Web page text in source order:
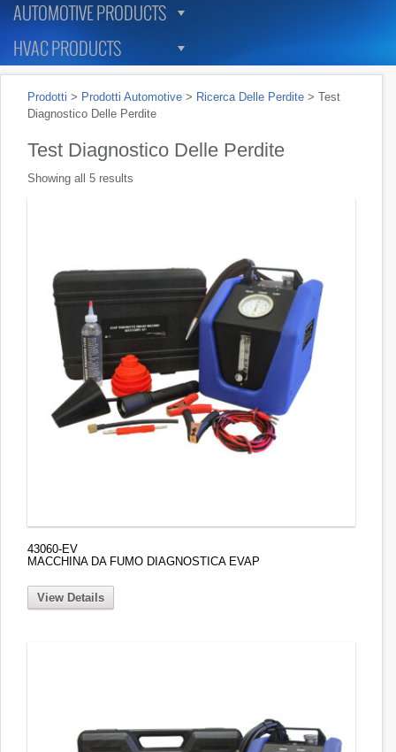
AUTOMOTIVE PRODUCTS
HVAC PRODUCTS
Prodotti > Prodotti Automotive > Ricerca Delle Perdite > Test
Diagnostico Delle Perdite
Test Diagnostico Delle Perdite
Showing all 5 results
43060-EV
MACCHINA DA FUMO DIAGNOSTICA EVAP
View Details